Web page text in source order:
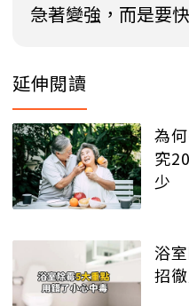
急著變強，而是要
延伸閱讀
為
究
少
浴
招